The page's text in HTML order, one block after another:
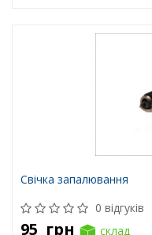
Свічка запалювання
0 відгуків
95 грн
склад